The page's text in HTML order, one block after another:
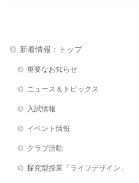
新着情報：トップ
重要なお知らせ
ニュース＆トピックス
入試情報
イベント情報
クラブ活動
探究型授業「ライフデザイン」